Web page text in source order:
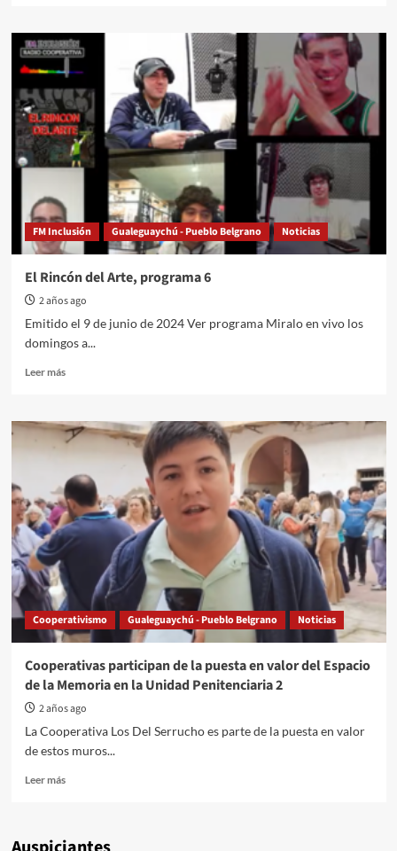
Pasaron
Cosas
Música
con
Gustavo
Ramos
y
Silvio
FM Inclusión Gualeguaychú - Pueblo Belgrano Noticias
El Rincón del Arte, programa 6
2 años ago
Emitido el 9 de junio de 2024 Ver programa Miralo en vivo los
domingos a...
Leer másRead
El
Rincón
del
programa
6
Cooperativismo Gualeguaychú - Pueblo Belgrano Noticias
Cooperativas participan de la puesta en valor del Espacio
de la Memoria en la Unidad Penitenciaria 2
2 años ago
La Cooperativa Los Del Serrucho es parte de la puesta en valor
de estos muros...
Leer másRead
participan